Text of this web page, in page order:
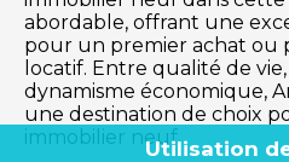
abordable, offrant une
pour un premier achat ou
locatif. Entre qualité de
dynamisme économique,
une destination de choix
immobilier neuf.Utilisation